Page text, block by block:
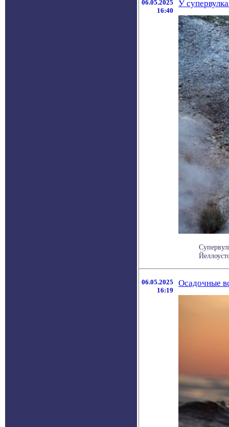
06.05.2025
16:40
У
06.05.2025
16:19
Осадочные